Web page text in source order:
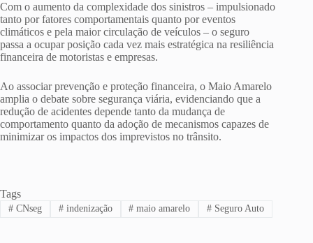
Com o aumento da complexidade dos sinistros – impulsionado
tanto por fatores comportamentais quanto por eventos
climáticos e pela maior circulação de veículos – o seguro
passa a ocupar posição cada vez mais estratégica na resiliência
financeira de motoristas e empresas.
Ao associar prevenção e proteção financeira, o Maio Amarelo
amplia o debate sobre segurança viária, evidenciando que a
redução de acidentes depende tanto da mudança de
comportamento quanto da adoção de mecanismos capazes de
minimizar os impactos dos imprevistos no trânsito.
Tags
#CNseg #indenização # maio amarelo # Seguro Auto